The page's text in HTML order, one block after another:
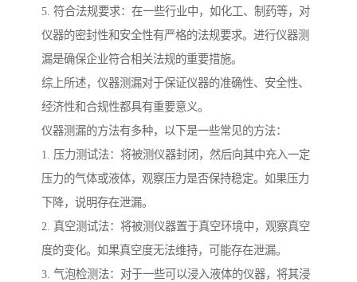
5. 符合法规要求：在一些行业中，如化工、制药等，对
仪器的密封性和安全性有严格的法规要求。进行仪器测
漏是确保企业符合相关法规的重要措施。
综上所述，仪器测漏对于保证仪器的准确性、安全性、
经济性和合规性都具有重要意义。
仪器测漏的方法有多种，以下是一些常见的方法：
1. 压力测试法：将被测仪器封闭，然后向其中充入一定
压力的气体或液体，观察压力是否保持稳定。如果压力
下降，说明存在泄漏。
2. 真空测试法：将被测仪器置于真空环境中，观察真空
度的变化。如果真空度无法维持，可能存在泄漏。
3. 气泡检测法：对于一些可以浸入液体的仪器，将其浸